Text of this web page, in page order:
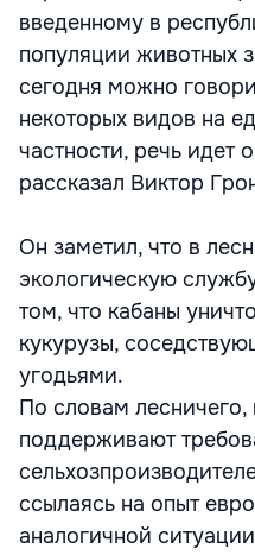
введенному в
популяции животных
сегодня можно
некоторых видов на
частности, речь идет
рассказал Виктор
Он заметил, что в
экологическую
том, что кабаны
кукурузы,
угодьями.
По словам лесничего,
поддерживают
ссылаясь на опыт
аналогичной